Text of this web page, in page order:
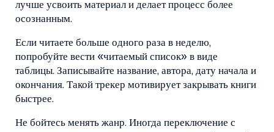
лучше усвоить материал и делает процесс более
осознанным.
Если читаете больше одного раза в неделю,
попробуйте вести «читаемый список» в виде
таблицы. Записывайте название, автора, дату начала и
окончания. Такой трекер мотивирует закрывать книги
быстрее.
Не бойтесь менять жанр. Иногда переключение с